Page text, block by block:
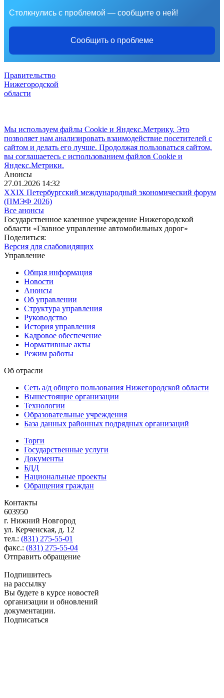
Столкнулись с проблемой — сообщите о ней!
Сообщить о проблеме
Правительство
Нижегородской
области
Мы используем файлы Cookie и Яндекс.Метрику. Это
позволяет нам анализировать взаимодействие посетителей с
сайтом и делать его лучше. Продолжая пользоваться сайтом,
вы соглашаетесь с использованием файлов Cookie и
Яндекс.Метрики.
Анонсы
27.01.2026 14:32
XXIX Петербургский международный экономический форум
(ПМЭФ 2026)
Все анонсы
Государственное казенное учреждение Нижегородской
области «Главное управление автомобильных дорог»
Поделиться:
Версия для слабовидящих
Управление
Общая информация
Новости
Анонсы
Об управлении
Структура управления
Руководство
История управления
Кадровое обеспечение
Нормативные акты
Режим работы
Об отрасли
Сеть а/д общего пользования Нижегородской области
Вышестоящие организации
Технологии
Образовательные учреждения
База данных районных подрядных организаций
Торги
Государственные услуги
Документы
БДД
Национальные проекты
Обращения граждан
Контакты
603950
г. Нижний Новгород
ул. Керченская, д. 12
тел.: (831) 275-55-01
факс.: (831) 275-55-04
Отправить обращение
Подпишитесь
на рассылку
Вы будете в курсе новостей
организации и обновлений
документации.
Подписаться